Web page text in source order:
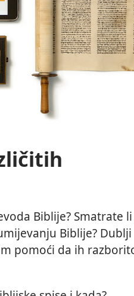
Biblije? Smatrate
Biblije? Dublji
pomoći da ih